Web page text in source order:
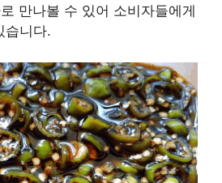
만나볼 수 있어 소비자들에게
습니다.